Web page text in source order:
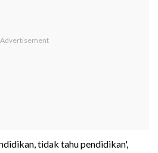
tidak tahu pendidikan',